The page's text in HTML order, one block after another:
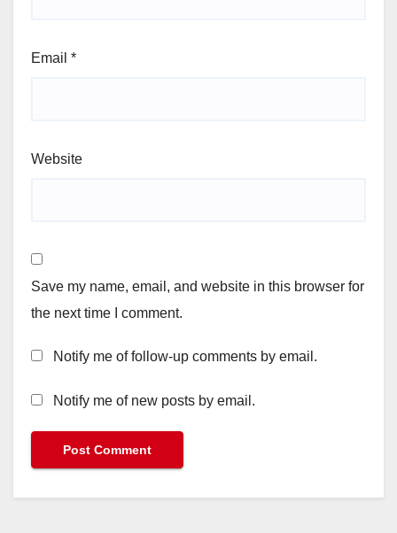
Email *
Website
Save my name, email, and website in this browser for
the next time I comment.
Notify me of follow-up comments by email.
Notify me of new posts by email.